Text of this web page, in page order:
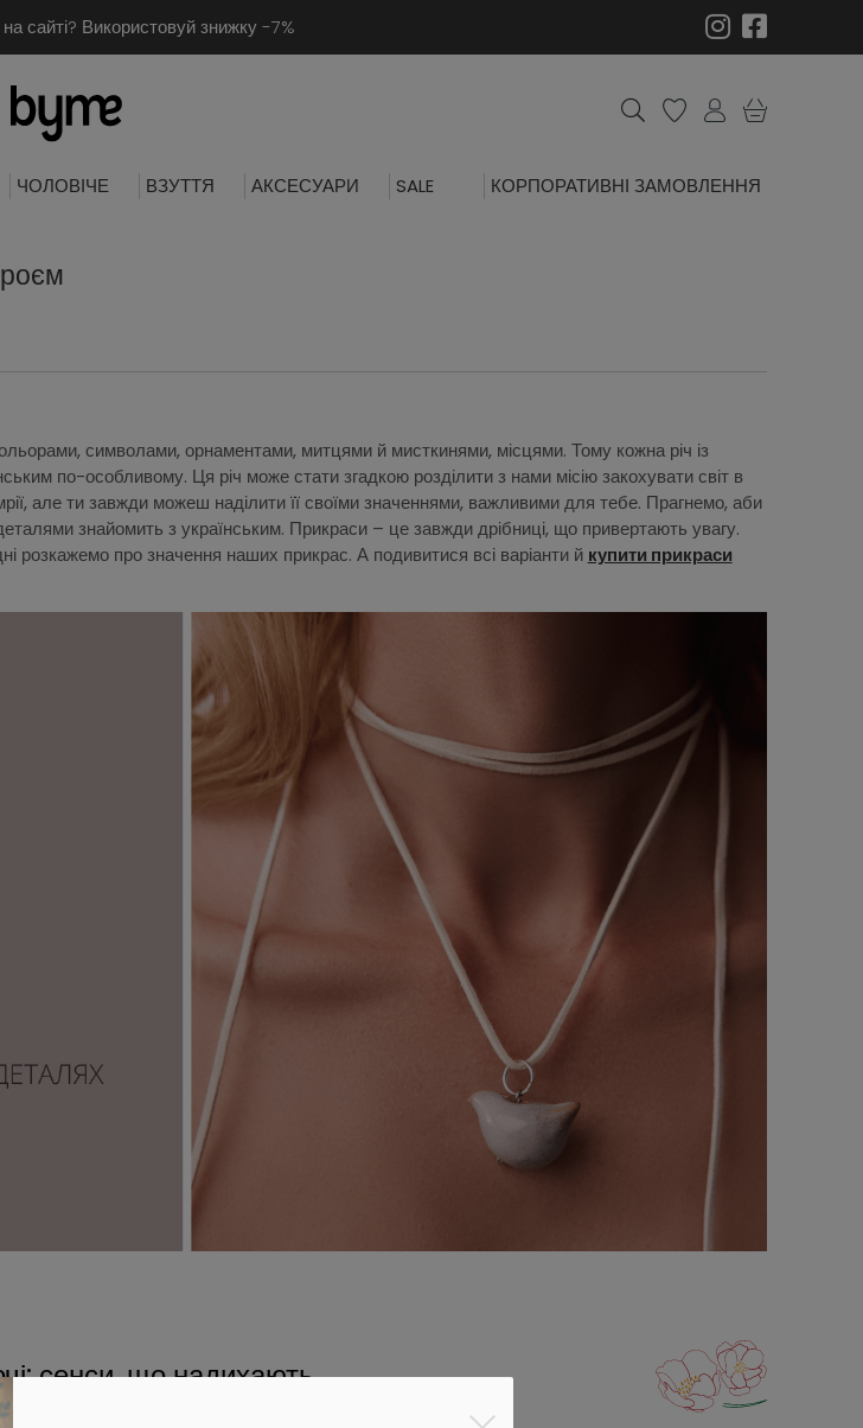
сайті? Використовуй знижку -7%
ЧОЛОВІЧЕ ВЗУТТЯ АКСЕСУАРИ SALE КОРПОРАТИВНІ ЗАМОВЛЕННЯ
символами, орнаментами, митцями й мисткинями, місцями. Тому кожна річ із
по-особливому. Ця річ може стати згадкою розділити з нами місію закохувати світ в
але ти завжди можеш наділити її своїми значеннями, важливими для тебе. Прагнемо, аби
знайомить з українським. Прикраси – це завжди дрібниці, що привертають увагу.
розкажемо про значення наших прикрас. А подивитися всі варіанти й купити прикраси
сенси, що надихають